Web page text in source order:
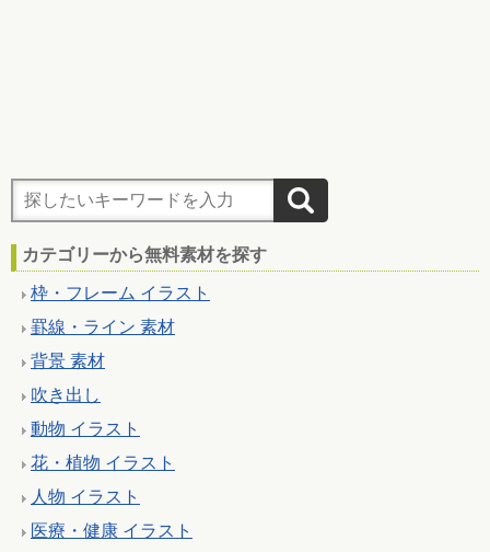
カテゴリーから無料素材を探す
枠・フレーム イラスト
罫線・ライン 素材
背景 素材
吹き出し
動物 イラスト
花・植物 イラスト
人物 イラスト
医療・健康 イラスト